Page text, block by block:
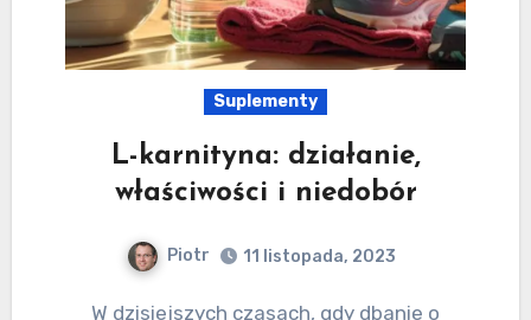
Suplementy
L-karnityna: działanie,
właściwości i niedobór
Piotr 11 listopada, 2023
W dzisiejszych czasach, gdy dbanie o